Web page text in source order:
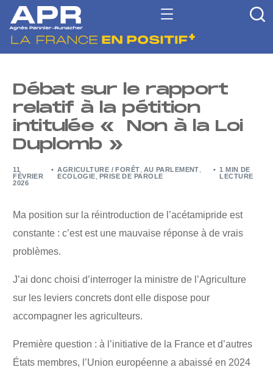
Débat sur le rapport
relatif à la pétition
intitulée « Non à la Loi
Duplomb »
11
FÉVRIER
2026
AGRICULTURE / FORÊT AU PARLEMENT
ECOLOGIE PRISE DE PAROLE
1 MIN DE
LECTURE
Ma position sur la réintroduction de l’acétamipride est
constante : c’est est une mauvaise réponse à de vrais
problèmes.
J’ai donc choisi d’interroger la ministre de l’Agriculture
sur les leviers concrets dont elle dispose pour
accompagner les agriculteurs.
Première question : à l’initiative de la France et d’autres
États membres, l’Union européenne a abaissé en 2024